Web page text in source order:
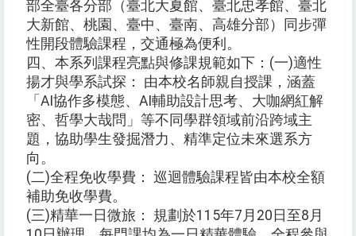
部全臺各分部（臺北大夏館、臺北忠孝館、臺北
大新館、桃園、臺中、臺南、高雄分部）同步彈
性開段體驗課程，交通極為便利。
四、本系列課程亮點與修課規範如下：(一)適性
揚才與學系試探： 由本校名師親自授課，涵蓋
「AI協作多模態、AI輔助設計思考、大咖網紅解
密、哲學大哉問」等不同學群領域前沿跨域主
題，協助學生發掘潛力、精準定位未來選系方
向。
(二)全程免收學費： 巡迴體驗課程皆由本校全額
補助免收學費。
(三)精華一日微旅： 規劃於115年7月20日至8月